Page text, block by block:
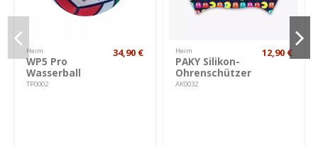
Heim
WP5 Pro
Wasserball
TP0002
34,90 € Heim
PAKY Silikon-
Ohrenschützer
AK0032
12,90 €